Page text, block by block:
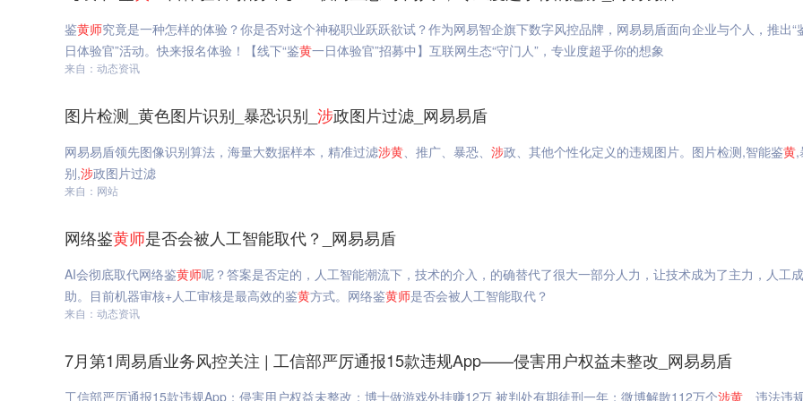
鉴黄师究竟是一种怎样的体验？你是否对这个神秘职业跃跃欲试？作为网易智企旗下数字风控品牌，网易易盾面向企业与个人，推出“
日体验官”活动。快来报名体验！【线下“鉴黄一日体验官”招募中】互联网生态“守门人”，专业度超乎你的想象
来自：动态资讯
图片检测_黄色图片识别_暴恐识别_ 涉政图片过滤_网易易盾
网易易盾领先图像识别算法，海量大数据样本，精准过滤涉黄、推广、暴恐、 涉政、其他个性化定义的违规图片。图片检测,智能鉴黄,
别,涉政图片过滤
来自：网站
网络鉴黄师是否会被人工智能取代？_网易易盾
AI会彻底取代网络鉴黄师呢？答案是否定的，人工智能潮流下，技术的介入，的确替代了很大一部分人力，让技术成为了主力，人工
助。目前机器审核+人工审核是最高效的鉴黄方式。网络鉴黄师是否会被人工智能取代？
来自：动态资讯
7月第1周易盾业务风控关注 | 工信部严厉通报15款违规App——侵害用户权益未整改_网易易盾
工信部严厉通报15款违规App：侵害用户权益未整改；博士做游戏外挂赚12万 被判处有期徒刑一年；微博解散112万个涉黄 、违法违